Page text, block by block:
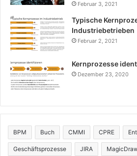
Februar 3, 2021
Typische
Industriebetrieben
Februar 2, 2021
Kernprozesse
Dezember 23, 2020
BPM Buch CMMI CPRE
Geschäftsprozesse JIRA